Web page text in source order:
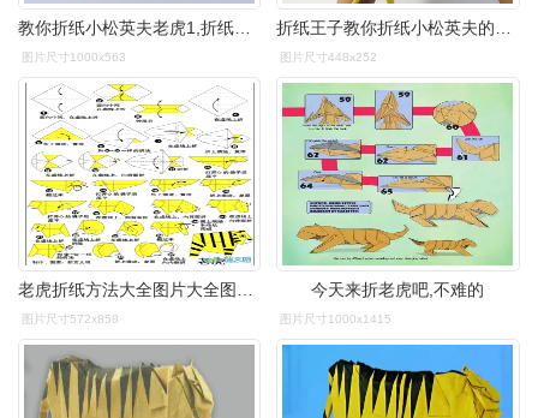
教你折纸小松英夫老虎1,折纸王子详细视频教程,你也能学会
图片尺寸1000x563
折纸王子教你折纸小松英夫的老虎 第一集
图片尺寸448x252
图片尺寸572x858
今天来折老虎吧,不难的
图片尺寸1000x1415